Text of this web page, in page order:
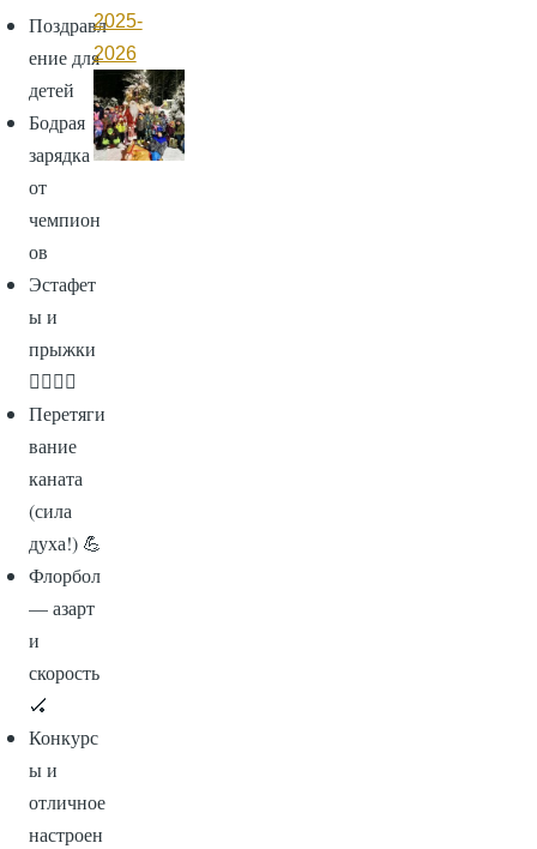
Поздравл
ение для
детей
Бодрая
зарядка
от
чемпион
ов
Эстафет
ы и
прыжки
🏃‍♂️🏃‍♀️
Перетяги
вание
каната
(сила
духа!) 💪
Флорбол
— азарт
и
скорость
🏑
Конкурс
ы и
отличное
настроен
2025-
2026